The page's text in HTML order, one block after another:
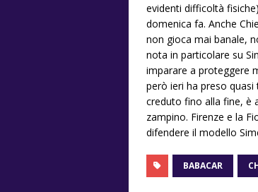
evidenti difficoltà
domenica fa. Anche
non gioca mai banale,
nota in particolare su
imparare a proteggere
però ieri ha preso
creduto fino alla fine, è
zampino. Firenze e la
difendere il modello
BABACAR